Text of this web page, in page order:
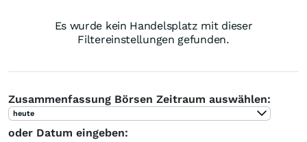
Es wurde kein Handelsplatz mit dieser
Filtereinstellungen gefunden.
Zusammenfassung Börsen Zeitraum auswählen:
heute
oder Datum eingeben: